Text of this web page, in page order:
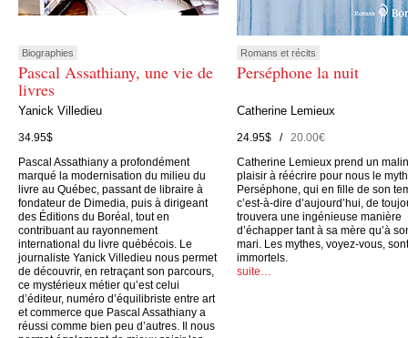
Biographies
Pascal Assathiany, une vie de
livres
Yanick Villedieu
34.95$
Pascal Assathiany a profondément
marqué la modernisation du milieu du
livre au Québec, passant de libraire à
fondateur de Dimedia, puis à dirigeant
des Éditions du Boréal, tout en
contribuant au rayonnement
international du livre québécois. Le
journaliste Yanick Villedieu nous permet
de découvrir, en retraçant son parcours,
ce mystérieux métier qu’est celui
d’éditeur, numéro d’équilibriste entre art
et commerce que Pascal Assathiany a
réussi comme bien peu d’autres. Il nous
Romans et récits
Perséphone la nuit
Catherine Lemieux
24.95$ /20.00€
Catherine Lemieux prend un malin
plaisir à réécrire pour nous le
Perséphone, qui en fille de son
c’est-à-dire d’aujourd’hui, de
trouvera une ingénieuse manière
d’échapper tant à sa mère qu’à
mari. Les mythes, voyez-vous, sont
immortels.
suite…